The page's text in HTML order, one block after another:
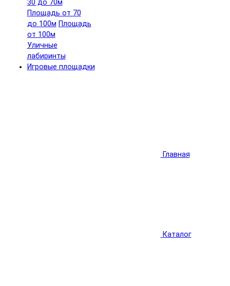
30 до 70м
Площадь от 70
до 100м Площадь
от 100м
Уличные
лабиринты
Игровые площадки
Главная
Каталог